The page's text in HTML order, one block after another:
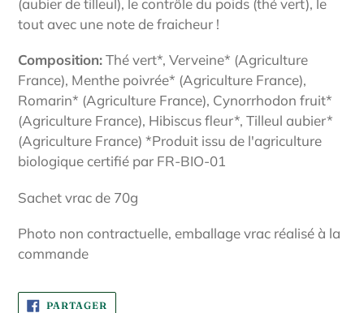
(aubier de tilleul), le contrôle du poids (thé vert), le
tout avec une note de fraicheur !
Composition:Thé vert*, Verveine* (Agriculture
France), Menthe poivrée* (Agriculture France),
Romarin* (Agriculture France), Cynorrhodon fruit*
(Agriculture France), Hibiscus fleur*, Tilleul aubier*
(Agriculture France) *Produit issu de l'agriculture
biologique certifié par FR-BIO-01
Sachet vrac de 70g
Photo non contractuelle, emballage vrac réalisé à la
commande
PARTAGERPARTAGER